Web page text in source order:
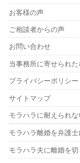
お客様の声
ご相談者からの声
お問い合わせ
当事務所に寄せられた
プライバシーポリシー
サイトマップ
モラハラに耐えられ
モラハラ離婚を弁護
モラハラ夫に離婚を